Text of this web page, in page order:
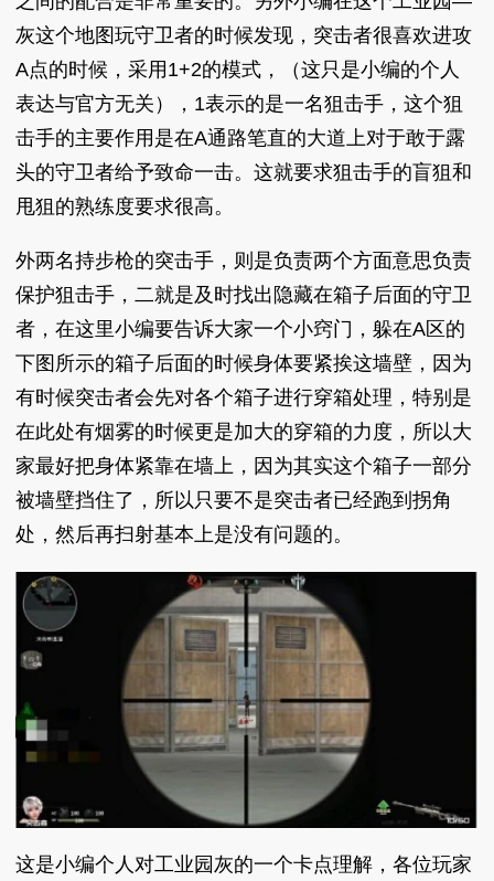
灰这个地图玩守卫者的时候发现，突击者很喜欢进攻
A点的时候，采用1+2的模式，（这只是小编的个人
表达与官方无关），1表示的是一名狙击手，这个狙
击手的主要作用是在A通路笔直的大道上对于敢于露
头的守卫者给予致命一击。这就要求狙击手的盲狙和
甩狙的熟练度要求很高。
外两名持步枪的突击手，则是负责两个方面意思负责
保护狙击手，二就是及时找出隐藏在箱子后面的守卫
者，在这里小编要告诉大家一个小窍门，躲在A区的
下图所示的箱子后面的时候身体要紧挨这墙壁，因为
有时候突击者会先对各个箱子进行穿箱处理，特别是
在此处有烟雾的时候更是加大的穿箱的力度，所以大
家最好把身体紧靠在墙上，因为其实这个箱子一部分
被墙壁挡住了，所以只要不是突击者已经跑到拐角
处，然后再扫射基本上是没有问题的。
这是小编个人对工业园灰的一个卡点理解，各位玩家